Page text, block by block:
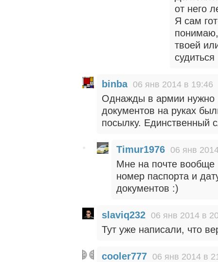
от него
Я сам
понимаю,
твоей
binba 06 янв 2014 в 19:46
Однажды в армии нужно
документов на руках
посылку. Единственный
Timur1976 06 янв
Мне на почте вообще
номер паспорта и
документов :)
slaviq232 06 янв 2014 в
Тут уже написали, что
cooler777 06 янв 2014 в